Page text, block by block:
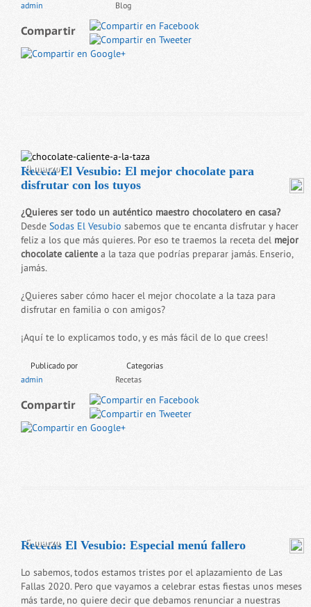
admin
Blog
Compartir
9 marzo
Receta El Vesubio: El mejor chocolate para
disfrutar con los tuyos
¿Quieres ser todo un auténtico maestro chocolatero en casa?
Desde Sodas El Vesubio sabemos que te encanta disfrutar y hacer
feliz a los que más quieres. Por eso te traemos la receta del mejor
chocolate caliente a la taza que podrías preparar jamás. Enserio,
jamás.
¿Quieres saber cómo hacer el mejor chocolate a la taza para
disfrutar en familia o con amigos?
¡Aquí te lo explicamos todo, y es más fácil de lo que crees!
Publicado por
admin
Categorias
Recetas
Compartir
5 marzo
Recetas El Vesubio: Especial menú fallero
Lo sabemos, todos estamos tristes por el aplazamiento de Las
Fallas 2020. Pero que vayamos a celebrar estas fiestas unos meses
más tarde, no quiere decir que debamos renunciar a nuestras